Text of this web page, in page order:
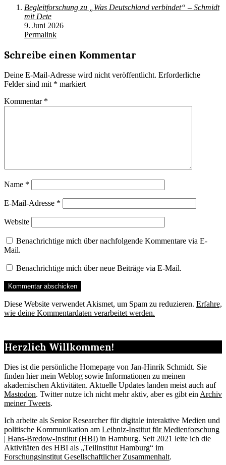
Begleitforschung zu „Was Deutschland verbindet“ – Schmidt
mit Dete
9. Juni 2026
Permalink
Schreibe einen Kommentar
Deine E-Mail-Adresse wird nicht veröffentlicht. Erforderliche
Felder sind mit * markiert
Kommentar *
Name *
E-Mail-Adresse *
Website
Benachrichtige mich über nachfolgende Kommentare via E-
Mail.
Benachrichtige mich über neue Beiträge via E-Mail.
Diese Website verwendet Akismet, um Spam zu reduzieren. Erfahre,
wie deine Kommentardaten verarbeitet werden.
Herzlich Willkommen!
Dies ist die persönliche Homepage von Jan-Hinrik Schmidt. Sie
finden hier mein Weblog sowie Informationen zu meinen
akademischen Aktivitäten. Aktuelle Updates landen meist auch auf
Mastodon. Twitter nutze ich nicht mehr aktiv, aber es gibt einArchiv
meiner Tweets.
Ich arbeite als Senior Researcher für digitale interaktive Medien und
politische Kommunikation am Leibniz-Institut für Medienforschung
| Hans-Bredow-Institut (HBI) in Hamburg. Seit 2021 leite ich die
Aktivitäten des HBI als „Teilinstitut Hamburg“ im
Forschungsinstitut Gesellschaftlicher Zusammenhalt.